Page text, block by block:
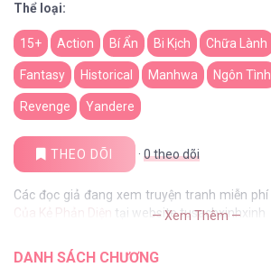
Thể loại:
15+ Action Bí Ẩn Bi Kịch Chữa Lành
Fantasy Historical Manhwa Ngôn Tình
Revenge Yandere
THEO DÕI · 0theo dõi
Các đọc giả đang xem truyện tranh miễn phí
Của Kẻ Phản Diện
tại website tusachxinhxinh
— Xem Thêm —
DANH SÁCH CHƯƠNG